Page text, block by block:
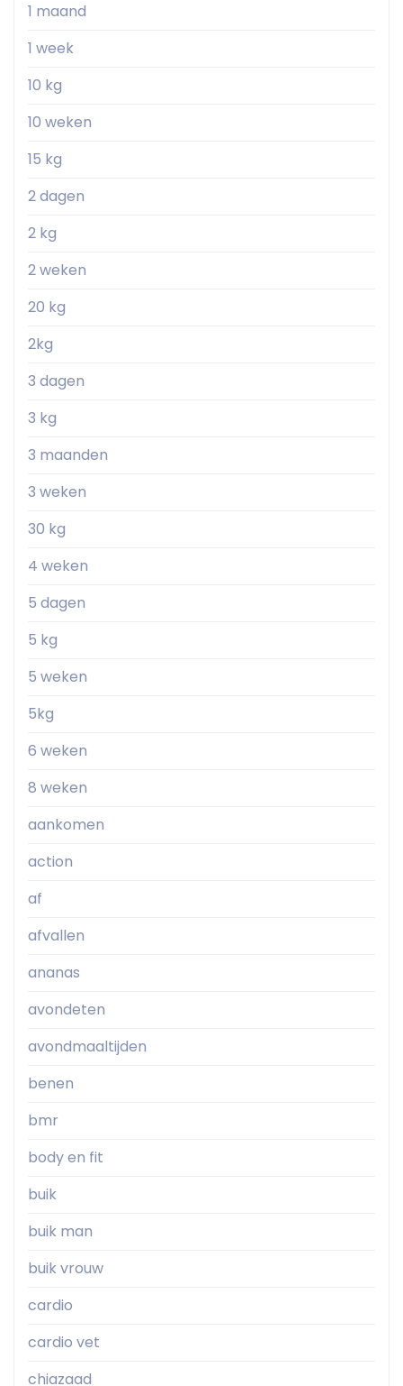
1 maand
1 week
10 kg
10 weken
15 kg
2 dagen
2 kg
2 weken
20 kg
2kg
3 dagen
3 kg
3 maanden
3 weken
30 kg
4 weken
5 dagen
5 kg
5 weken
5kg
6 weken
8 weken
aankomen
action
af
afvallen
ananas
avondeten
avondmaaltijden
benen
bmr
body en fit
buik
buik man
buik vrouw
cardio
cardio vet
chiazaad